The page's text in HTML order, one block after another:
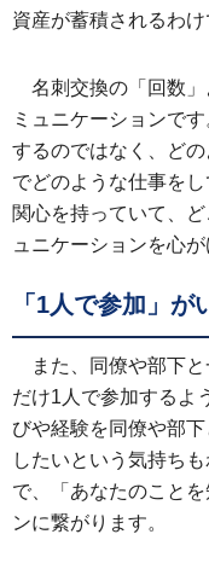
資産が蓄積されるわけ
名刺交換の「回数
ミュニケーションで
するのではなく、ど
でどのような仕事を
関心を持っていて、
ュニケーションを心が
「1人で参加」が
また、同僚や部下
だけ1人で参加するよ
びや経験を同僚や部
したいという気持ち
で、「あなたのこと
ンに繋がります。